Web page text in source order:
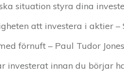
situation styra dina
att investera i aktier –
förnuft – Paul Tudor Jones
investerat innan du börjar